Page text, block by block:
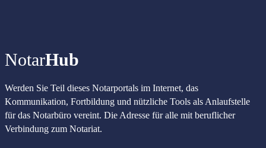
Fortbildungen
Live-Webinare
NotarHub
Werden Sie Teil dieses Notarportals im Internet, das
Kommunikation, Fortbildung und nützliche Tools als Anlaufstelle
für das Notarbüro vereint. Die Adresse für alle mit beruflicher
Verbindung zum Notariat.